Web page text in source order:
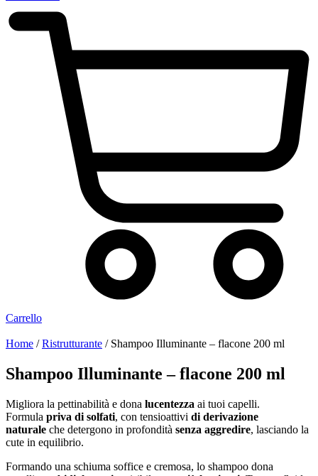
Carrello
Home /Ristrutturante / Shampoo Illuminante – flacone 200 ml
Shampoo Illuminante – flacone 200 ml
Migliora la pettinabilità e dona lucentezza ai tuoi capelli.
Formula priva di solfati, con tensioattivi di derivazione
naturale che detergono in profondità senza aggredire, lasciando la
cute in equilibrio.
Formando una schiuma soffice e cremosa, lo shampoo dona